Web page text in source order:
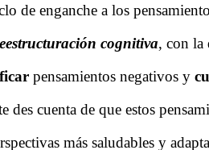
de enganche a los
cognitiva, con la
pensamientos negativos y
des cuenta de que estos
más saludables y